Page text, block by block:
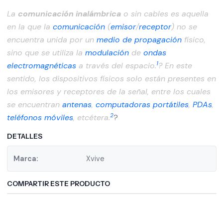
La comunicación inalámbricao sin cables es aquella
en la que la comunicación(emisor/receptor) no se
encuentra unida por un medio de propagaciónfísico,
sino que se utiliza la modulaciónde ondas
electromagnéticasa través del espacio.1? En este
sentido, los dispositivos físicos solo están presentes en
los emisores y receptores de la señal, entre los cuales
se encuentran antenas, computadoras portátiles, PDAs,
teléfonos móviles, etcétera.2?
DETALLES
Marca: Xvive
COMPARTIR ESTE PRODUCTO